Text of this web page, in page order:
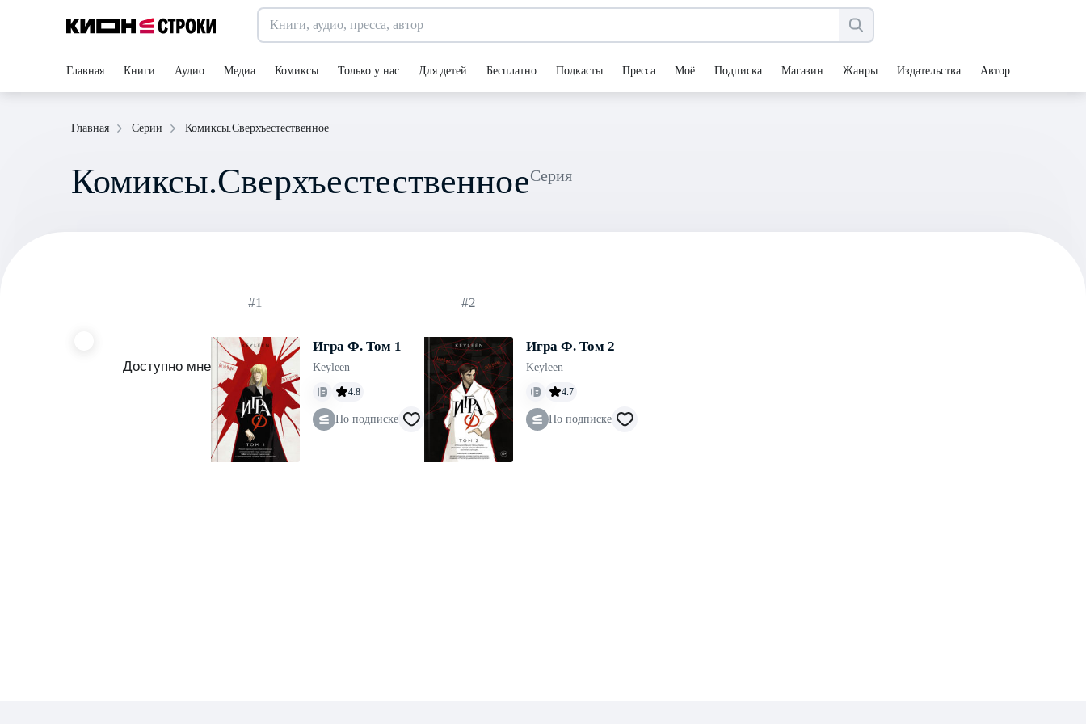
Главная Книги Аудио Медиа Комиксы Только у нас Для детей Бесплатно Подкасты Пресса Моё Подписка Магазин Жанры Издательства Авторы
Главная Серии Комиксы.Сверхъестественное
Комиксы.Сверхъестественное Серия
Доступно мне
#1
Игра Ф. Том 1
Keyleen
4.8
По подписке
#2
Игра Ф. Том 2
Keyleen
4.7
По подписке